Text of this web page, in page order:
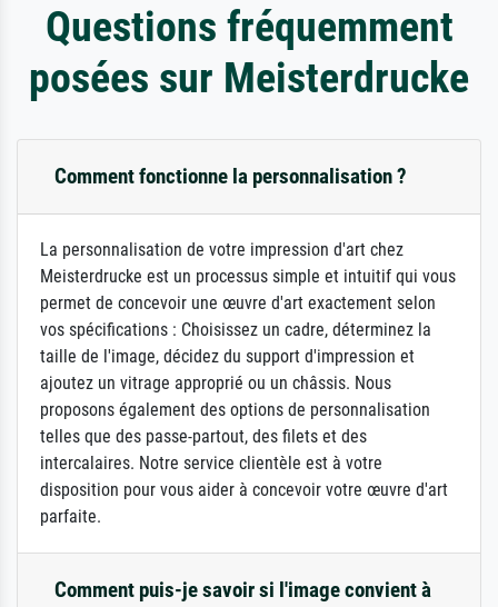
Questions fréquemment
posées sur Meisterdrucke
Comment fonctionne la personnalisation ?
La personnalisation de votre impression d'art chez
Meisterdrucke est un processus simple et intuitif qui vous
permet de concevoir une œuvre d'art exactement selon
vos spécifications : Choisissez un cadre, déterminez la
taille de l'image, décidez du support d'impression et
ajoutez un vitrage approprié ou un châssis. Nous
proposons également des options de personnalisation
telles que des passe-partout, des filets et des
intercalaires. Notre service clientèle est à votre
disposition pour vous aider à concevoir votre œuvre d'art
parfaite.
Comment puis-je savoir si l'image convient à